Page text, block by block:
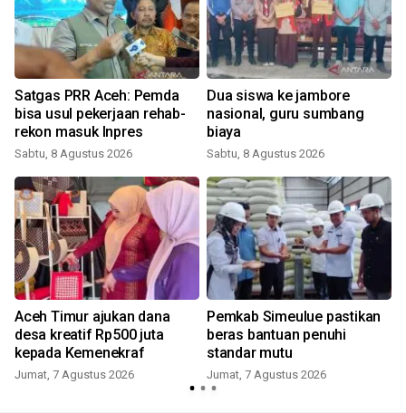
Satgas PRR Aceh: Pemda
bisa usul pekerjaan rehab-
rekon masuk Inpres
Sabtu, 8 Agustus 2026
Dua siswa ke jambore
nasional, guru sumbang
biaya
Sabtu, 8 Agustus 2026
Aceh Timur ajukan dana
desa kreatif Rp500 juta
kepada Kemenekraf
Jumat, 7 Agustus 2026
Pemkab Simeulue pastikan
beras bantuan penuhi
standar mutu
Jumat, 7 Agustus 2026